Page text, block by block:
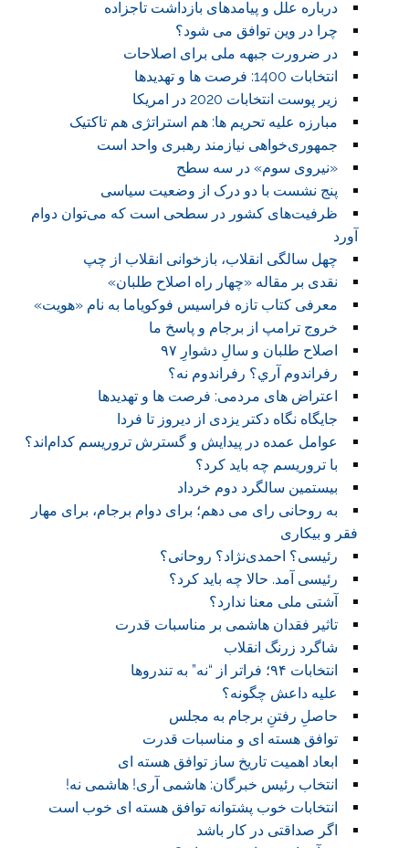
درباره علل و پیامدهای بازداشت تاجزاده
چرا در وین توافق می شود؟
در ضرورت جبهه ملی برای اصلاحات
انتخابات 1400: فرصت ها و تهدیدها
زیر پوست انتخابات 2020 در امریکا
مبارزه علیه تحریم ها: هم استراتژی هم تاکتیک
جمهوری‌خواهی نیازمند رهبری واحد است
«نیروی سوم» در سه سطح
پنج نشست با دو درک از وضعیت سیاسی
ظرفیت‌های کشور در سطحی است که می‌توان دوام
آورد
چهل سالگی انقلاب، بازخوانی انقلاب از چپ
نقدی بر مقاله «چهار راه اصلاح طلبان»
معرفی کتاب تازه فراسیس فوکویاما به نام «هویت»
خروج ترامپ از برجام و پاسخ ما
اصلاح طلبان و سالِ دشوارِ ۹۷
رفراندوم آري؟ رفراندوم نه؟
اعتراض های مردمی: فرصت ها و تهدیدها
جایگاه نگاه دکتر یزدی از دیروز تا فردا
عوامل عمده در پیدایش و گسترش تروریسم کدام‌اند؟
با تروریسم چه باید کرد؟
بیستمین سالگرد دوم خرداد
به روحانی رای می دهم؛ برای دوام برجام، برای مهار
فقر و بیکاری
رئیسی؟ احمدی‌نژاد؟ روحانی؟
رئیسی آمد. حالا چه باید کرد؟
آشتی ملی معنا ندارد؟
تاثیر فقدان هاشمی بر مناسبات قدرت
شاگرد زرنگ انقلاب
انتخابات ۹۴؛ فراتر از “نه” به تندروها
علیه داعش چگونه؟
حاصلِ رفتنِ برجام به مجلس
توافق هسته ای و مناسبات قدرت
ابعاد اهمیت تاریخ ساز توافق هسته ای
انتخاب رئیس خبرگان: هاشمی آری! هاشمی نه!
انتخابات خوب پشتوانه توافق هسته ای خوب است
اگر صداقتی در کار باشد